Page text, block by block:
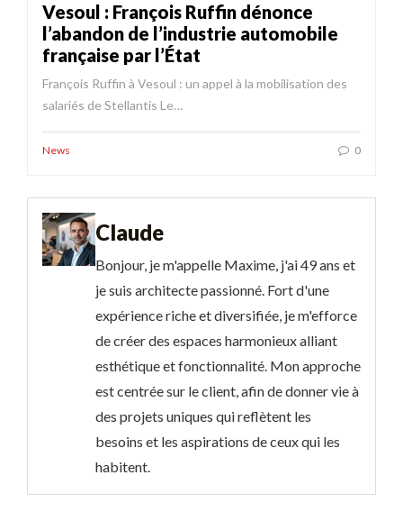
Vesoul : François Ruffin dénonce
l’abandon de l’industrie automobile
française par l’État
François Ruffin à Vesoul : un appel à la mobilisation des
salariés de Stellantis Le…
News 0
Claude
Bonjour, je m'appelle Maxime, j'ai 49 ans et
je suis architecte passionné. Fort d'une
expérience riche et diversifiée, je m'efforce
de créer des espaces harmonieux alliant
esthétique et fonctionnalité. Mon approche
est centrée sur le client, afin de donner vie à
des projets uniques qui reflètent les
besoins et les aspirations de ceux qui les
habitent.